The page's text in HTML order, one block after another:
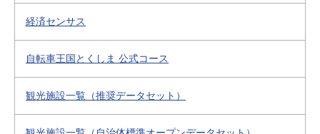
経済センサス
自転車王国とくしま 公式コース
観光施設一覧（推奨データセット）